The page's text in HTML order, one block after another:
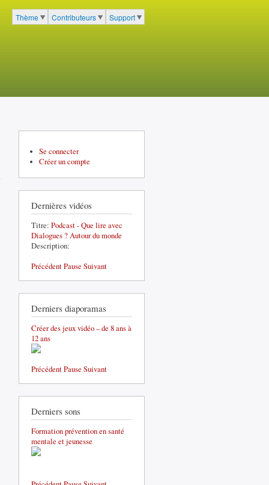
Menu du portail à 3 entrées
Thème Contributeurs Support
Se connecter
Créer un compte
Dernières vidéos
Titre: Podcast - Que lire avec
Dialogues ? Autour du monde
Description:
PrécédentPause Suivant
Derniers diaporamas
Créer des jeux vidéo – de 8 ans à
12 ans
PrécédentPause Suivant
Derniers sons
Formation prévention en santé
mentale et jeunesse